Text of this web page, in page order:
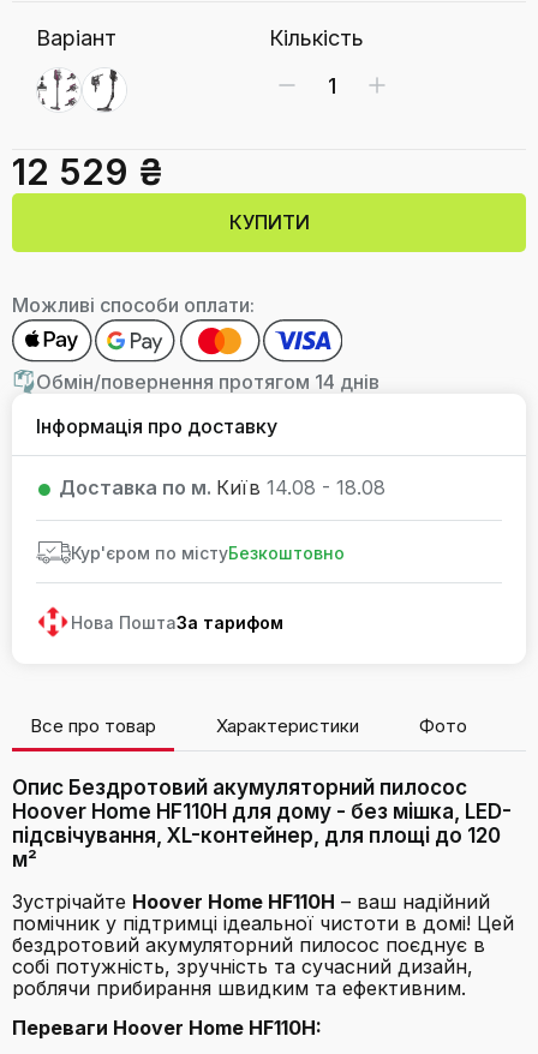
Варіант Кількість
12 529 ₴
КУПИТИ
Можливі способи оплати:
Обмін/повернення протягом 14 днів
Інформація про доставку
Доставка по м. Київ 14.08 - 18.08
Кур'єром по містуБезкоштовно
Нова ПоштаЗа тарифом
Все про товар Характеристики Фото
Опис Бездротовий акумуляторний пилосос
Hoover Home HF110H для дому - без мішка, LED-
підсвічування, XL-контейнер, для площі до 120
м²
Зустрічайте Hoover Home HF110H – ваш надійний
помічник у підтримці ідеальної чистоти в домі! Цей
бездротовий акумуляторний пилосос поєднує в
собі потужність, зручність та сучасний дизайн,
роблячи прибирання швидким та ефективним.
Переваги Hoover Home HF110H: